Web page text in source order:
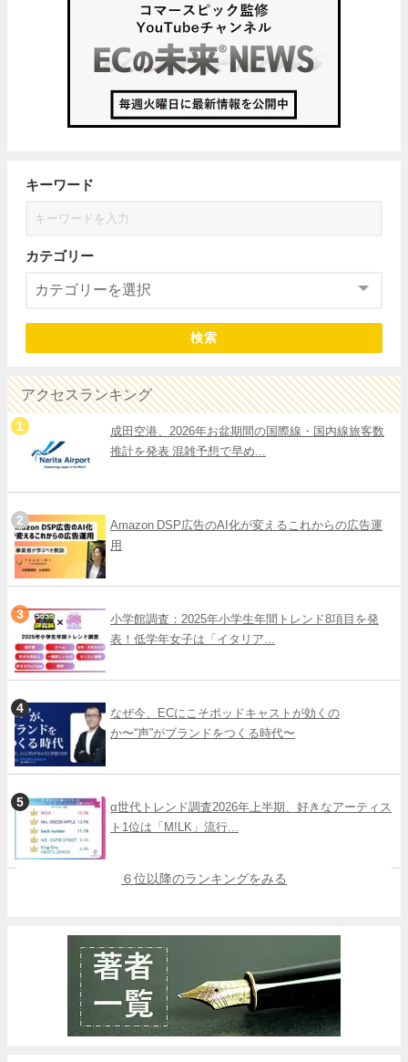
キーワード
カテゴリー
検索
アクセスランキング
成田空港、2026年お盆期間の国際線・国内線旅客数
推計を発表 混雑予想で早め...
Amazon DSP広告のAI化が変えるこれからの広告運
用
小学館調査：2025年小学生年間トレンド8項目を発
表！低学年女子は「イタリア...
なぜ今、ECにこそポッドキャストが効くの
か〜“声”がブランドをつくる時代〜
α世代トレンド調査2026年上半期、好きなアーティス
ト1位は「M!LK」流行...
６位以降のランキングをみる